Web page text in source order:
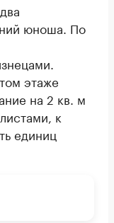
два
юноша. По
этаже
на 2 кв. м
к
единиц